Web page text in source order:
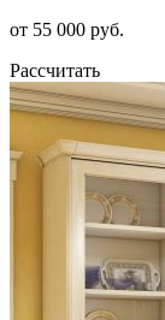
от 55 000 руб.
Рассчитать